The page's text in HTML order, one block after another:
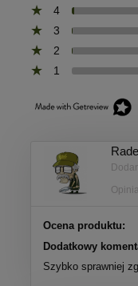
4
3
2
1
Ocena produktu:
Dodatkowy
Szybko sprawniej